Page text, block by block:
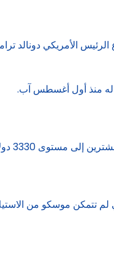
الأمريكي دونالد
دولارا تقريبا”.
تتمكن موسكو من